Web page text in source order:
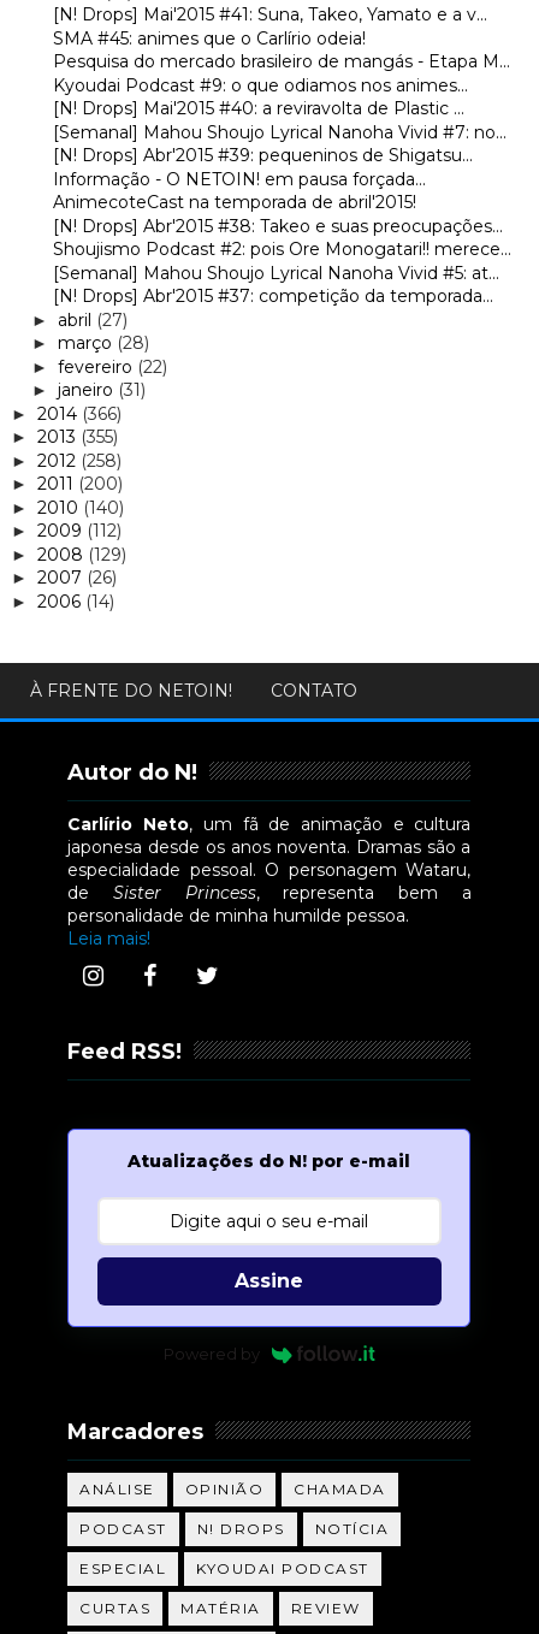
[N! Drops] Mai'2015 #41: Suna, Takeo, Yamato e a v...
SMA #45: animes que o Carlírio odeia!
Pesquisa do mercado brasileiro de mangás - Etapa M...
Kyoudai Podcast #9: o que odiamos nos animes...
[N! Drops] Mai'2015 #40: a reviravolta de Plastic ...
[Semanal] Mahou Shoujo Lyrical Nanoha Vivid #7: no...
[N! Drops] Abr'2015 #39: pequeninos de Shigatsu...
Informação - O NETOIN! em pausa forçada...
AnimecoteCast na temporada de abril'2015!
[N! Drops] Abr'2015 #38: Takeo e suas preocupações...
Shoujismo Podcast #2: pois Ore Monogatari!! merece...
[Semanal] Mahou Shoujo Lyrical Nanoha Vivid #5: at...
[N! Drops] Abr'2015 #37: competição da temporada...
► abril (27)
► março (28)
► fevereiro (22)
► janeiro (31)
► 2014 (366)
► 2013 (355)
► 2012 (258)
► 2011 (200)
► 2010 (140)
► 2009 (112)
► 2008 (129)
► 2007 (26)
► 2006 (14)
À FRENTE DO NETOIN! CONTATO
Autor do N!
Carlírio Neto, um fã de animação e cultura
japonesa desde os anos noventa. Dramas são a
especialidade pessoal. O personagem Wataru,
deSister Princess, representa bem a
personalidade de minha humilde pessoa.
Leia mais!
Feed RSS!
Atualizações do N! por e-mail
Assine
Powered by
Marcadores
ANÁLISE OPINIÃO CHAMADA
PODCAST N! DROPS NOTÍCIA
ESPECIAL KYOUDAI PODCAST
CURTAS MATÉRIA REVIEW